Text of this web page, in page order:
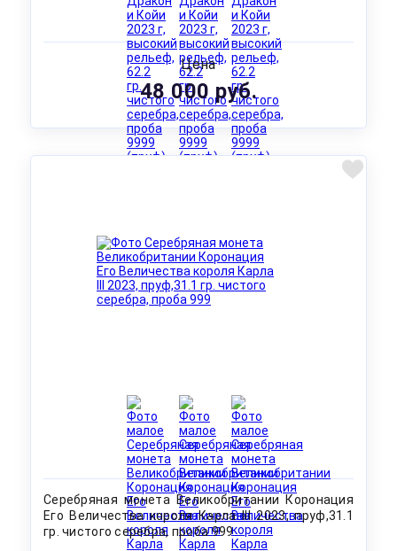
Цена
48 000 руб.
Серебряная монета Великобритании Коронация
Его Величества короля Карла III 2023, пруф,31.1
гр. чистого серебра, проба 999